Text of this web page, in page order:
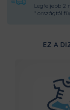
Legfeljebb 2
* országtól
EZ A